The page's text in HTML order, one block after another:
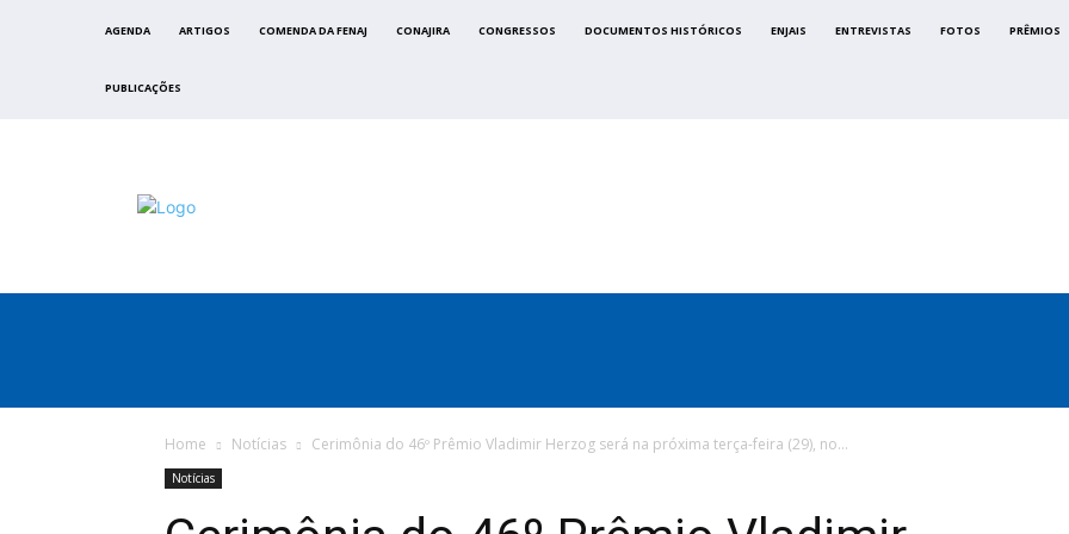
AGENDA ARTIGOS COMENDA DA FENAJ CONAJIRA CONGRESSOS DOCUMENTOS HISTÓRICOS ENJAIS ENTREVISTAS FOTOS PRÊMIOS
PUBLICAÇÕES
Home Notícias Cerimônia do 46º Prêmio Vladimir Herzog será na próxima terça-feira (29), no...
Notícias